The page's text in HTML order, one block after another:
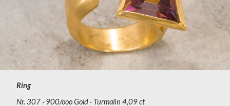
Ring
Nr. 307
900/ooo Gold
Turmalin 4,09 ct